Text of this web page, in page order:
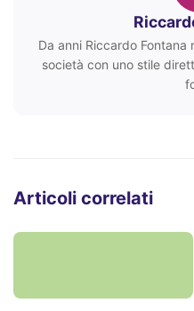
Da anni Riccardo
società con uno stile
Articoli correlati